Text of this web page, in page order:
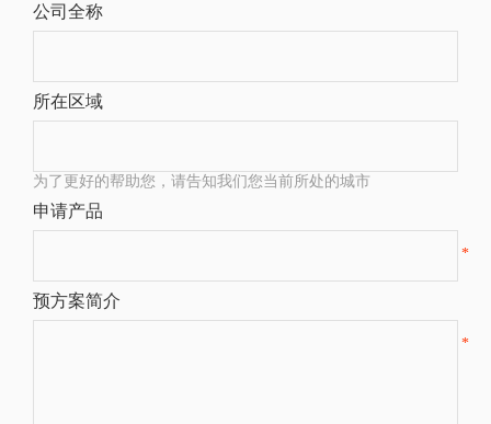
公司全称
所在区域
为了更好的帮助您，请告知我们您当前所处的城市
申请产品
*
预方案简介
*